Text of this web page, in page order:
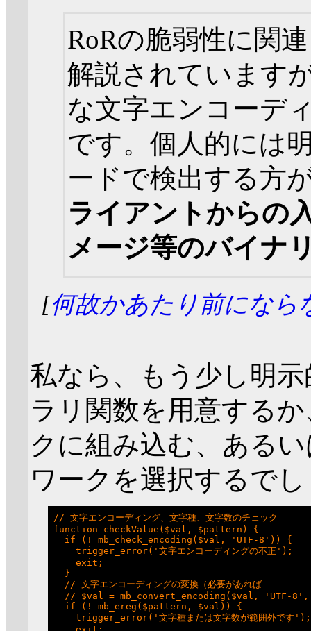
RoRの脆弱性に関
解説されています
な文字エンコーデ
です。個人的には
ードで検出する方
ライアントからの
メージ等のバイナ
[何故かあたり前になら
私なら、もう少し明
ラリ関数を用意する
クに組み込む、ある
ワークを選択するで
// 文字エンコーディング、文字種、文字数のチェック
function checkValue($val, $pattern) {
  if (! mb_check_encoding($val, 'UTF-8')) {
    trigger_error('文字エンコーディングの不正');
    exit;
  }
  // 文字エンコーディングの変換（必要があれば
// $val = mb_convert_encoding($val, 'UTF-
  if (! mb_ereg($pattern, $val)) {
    trigger_error('文字種または文字数が範囲外です');